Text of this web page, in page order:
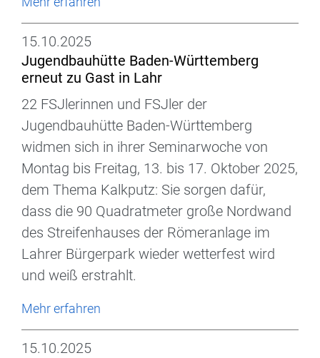
15.10.2025
Jugendbauhütte Baden-Württemberg
erneut zu Gast in Lahr
22 FSJlerinnen und FSJler der
Jugendbauhütte Baden-Württemberg
widmen sich in ihrer Seminarwoche von
Montag bis Freitag, 13. bis 17. Oktober 2025,
dem Thema Kalkputz: Sie sorgen dafür,
dass die 90 Quadratmeter große Nordwand
des Streifenhauses der Römeranlage im
Lahrer Bürgerpark wieder wetterfest wird
und weiß erstrahlt.
Mehr erfahren
15.10.2025